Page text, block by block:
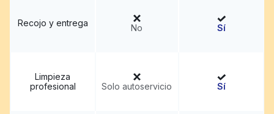
Recojo y entrega No Sí
Limpieza
profesional
Solo autoservicio Sí